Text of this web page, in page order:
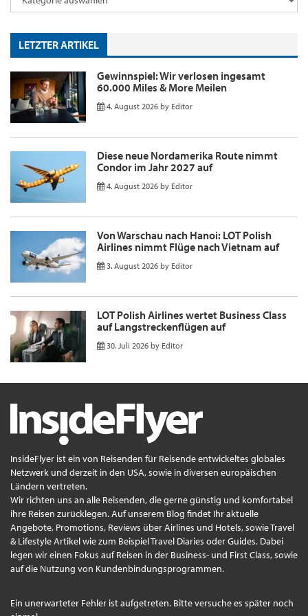
LETZTER ARTIKEL
Gewinnspiel: Wir verlosen ingesamt
60.000 Miles & More Meilen
4. August 2026 by Editor
Diese neue Nordamerika Route nimmt
Condor im Jahr 2027 auf
4. August 2026 by Editor
Von Warschau nach Hanoi: LOT Polish
Airlines nimmt Flüge nach Vietnam auf
3. August 2026 by Editor
LOT Polish Airlines wertet Business Class
auf Langstreckenflügen auf
30. Juli 2026 by Editor
InsideFlyer ist ein von Reisenden für Reisende entwickeltes globales
Netzwerk und derzeit in den USA, sowie in diversen europäischen
Ländern vertreten.
Wir richten uns an alle Reisenden, die gerne günstig und komfortabel
ihre Reisen zurücklegen. Auf unserem Blog findet Ihr aktuelle
Angebote, Promotions, Reviews über Airlines und Hotels, sowie Travel
& Lifestyle Artikel wie zum Beispiel Travel Diaries oder Guides. Dabei
legen wir einen Fokus auf Reisen in der Business- und First Class, sowie
auf die Nutzung von Kundenbindungsprogrammen.
Ein unerwarteter Fehler ist aufgetreten. Bitte versuche es später noch